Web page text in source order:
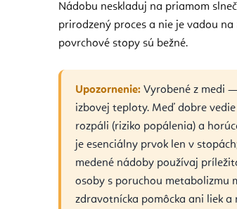
Nádobu neskladuj na priamom
prirodzený proces a nie je vadou
povrchové stopy sú bežné.
Upozornenie: Vyrobené z medi
izbovej teploty. Meď dobre
rozpáli (riziko popálenia) a
je esenciálny prvok len v
medené nádoby používaj
osoby s poruchou metabolizmu
zdravotnícka pomôcka ani liek a